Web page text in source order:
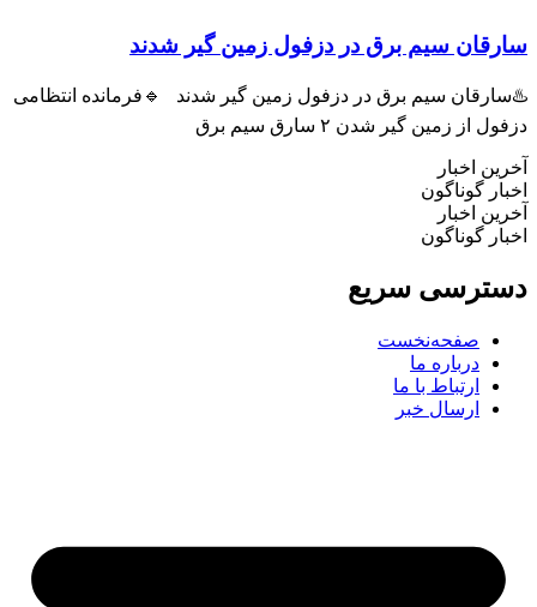
سیم برق در دزفول زمین گیر شدند
سیم برق در دزفول زمین گیر شدند 🔹فرمانده انتظامی
زمین گیر شدن ۲ سارق سیم برق
اخبار
گوناگون
اخبار
گوناگون
سریع
صفحه‌نخست
درباره ما
ارتباط با ما
ارسال خبر